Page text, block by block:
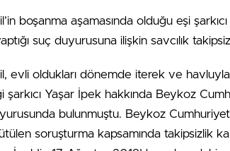
boşanma aşamasında olduğu eşi
suç duyurusuna ilişkin savcılık
evli oldukları dönemde iterek ve
şarkıcı Yaşar İpek hakkında Beykoz
bulunmuştu. Beykoz Cumhuriyet
soruşturma kapsamında takipsizlik